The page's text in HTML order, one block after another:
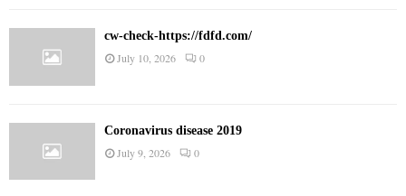
cw-check-https://fdfd.com/
July 10, 2026 0
Coronavirus disease 2019
July 9, 2026 0